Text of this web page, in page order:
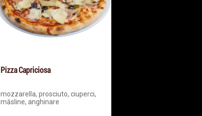
Pizza Capriciosa
mozzarella, prosciuto, ciuperci,
măsline, anghinare